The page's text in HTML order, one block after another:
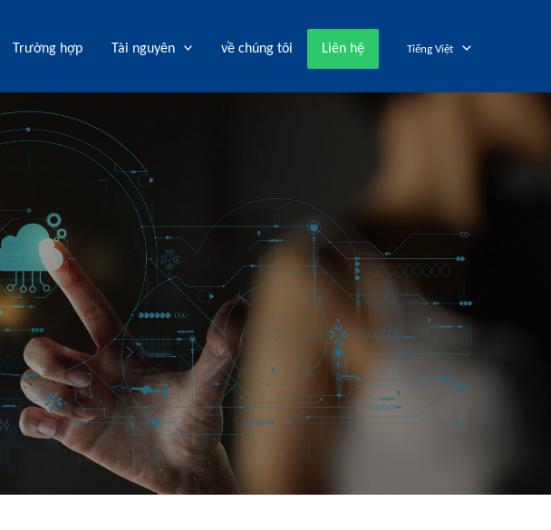
Trường hợp Tài nguyên về chúng tôi Liên hệ Tiếng Việt